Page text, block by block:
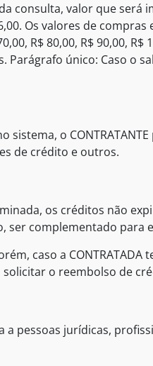
consulta, valor que
Os valores de
R$ 80,00, R$ 90,00,
único: Caso o
o
de crédito e outros.
os créditos não
ser complementado para
caso a
solicitar o reembolso de
a pessoas jurídicas,